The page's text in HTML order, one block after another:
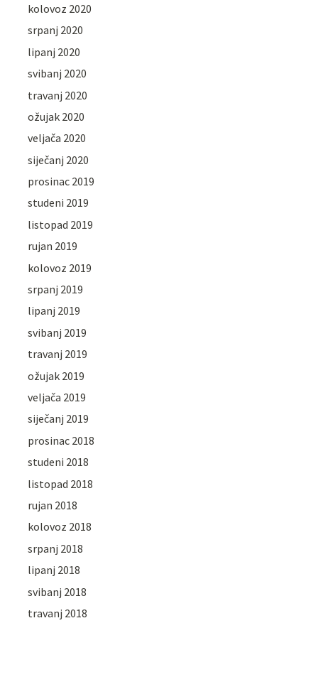
kolovoz 2020
srpanj 2020
lipanj 2020
svibanj 2020
travanj 2020
ožujak 2020
veljača 2020
siječanj 2020
prosinac 2019
studeni 2019
listopad 2019
rujan 2019
kolovoz 2019
srpanj 2019
lipanj 2019
svibanj 2019
travanj 2019
ožujak 2019
veljača 2019
siječanj 2019
prosinac 2018
studeni 2018
listopad 2018
rujan 2018
kolovoz 2018
srpanj 2018
lipanj 2018
svibanj 2018
travanj 2018